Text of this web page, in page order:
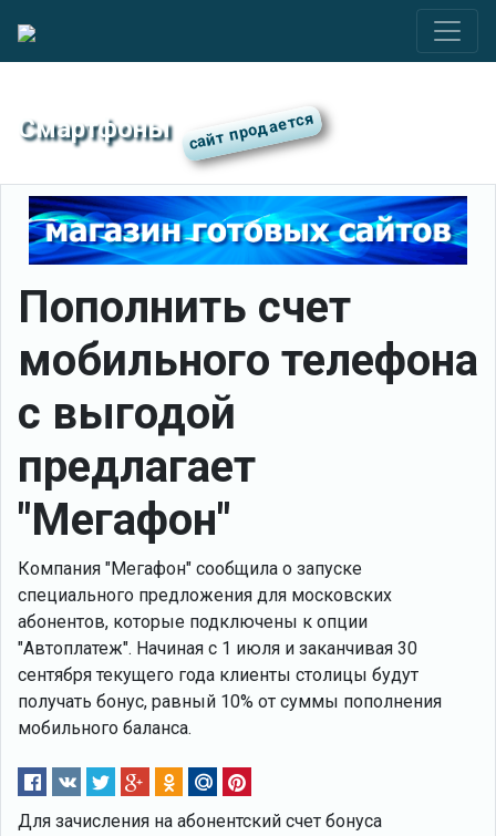
Смартфоны
Пополнить счет
мобильного телефона
с выгодой
предлагает
"Мегафон"
Компания "Мегафон" сообщила о запуске
специального предложения для московских
абонентов, которые подключены к опции
"Автоплатеж". Начиная с 1 июля и заканчивая 30
сентября текущего года клиенты столицы будут
получать бонус, равный 10% от суммы пополнения
мобильного баланса.
Для зачисления на абонентский счет бонуса